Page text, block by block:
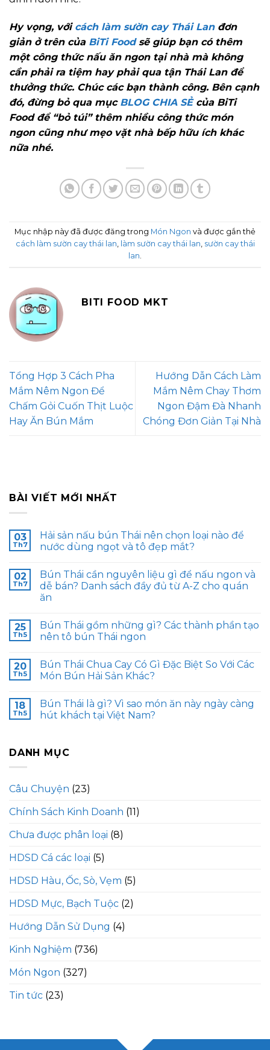
Hy vọng, với cách làm sườn cay Thái Lanđơn
giản ở trên của BiTi Foodsẽ giúp bạn có thêm
một công thức nấu ăn ngon tại nhà mà không
cần phải ra tiệm hay phải qua tận Thái Lan để
thưởng thức. Chúc các bạn thành công. Bên cạnh
đó, đừng bỏ qua mục BLOG CHIA SẺcủa BiTi
Food để “bỏ túi” thêm nhiều công thức món
ngon cũng như mẹo vặt nhà bếp hữu ích khác
nữa nhé.
Mục nhập này đã được đăng trong Món Ngon và được gắn thẻ
cách làm sườn cay thái lan
làm sườn cay thái lan sườn cay thái
lan
BITI FOOD MKT
Tổng Hợp 3 Cách Pha
Mắm Nêm Ngon Để
Chấm Gỏi Cuốn Thịt Luộc
Hay Ăn Bún Mắm
Hướng Dẫn Cách Làm
Mắm Nêm Chay Thơm
Ngon Đậm Đà Nhanh
Chóng Đơn Giản Tại Nhà
BÀI VIẾT MỚI NHẤT
03
Th7
Hải sản nấu bún Thái nên chọn loại nào để
nước dùng ngọt và tô đẹp mắt?
02
Th7
Bún Thái cần nguyên liệu gì để nấu ngon và
dễ bán? Danh sách đầy đủ từ A-Z cho quán
ăn
25
Th5
Bún Thái gồm những gì? Các thành phần tạo
nên tô bún Thái ngon
20
Th5
Bún Thái Chua Cay Có Gì Đặc Biệt So Với Các
Món Bún Hải Sản Khác?
18
Th5
Bún Thái là gì? Vì sao món ăn này ngày càng
hút khách tại Việt Nam?
DANH MỤC
Câu Chuyện (23)
Chính Sách Kinh Doanh (11)
Chưa được phân loại (8)
HDSD Cá các loại (5)
HDSD Hàu, Ốc, Sò, Vẹm (5)
HDSD Mực, Bạch Tuộc (2)
Hướng Dẫn Sử Dụng (4)
Kinh Nghiệm (736)
Món Ngon (327)
Tin tức (23)